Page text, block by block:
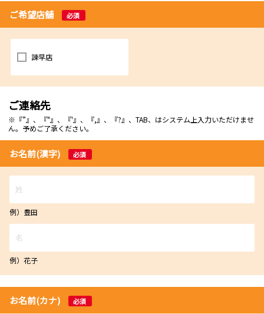
ご希望店舗 必須
諫早店
ご連絡先
※『”』、『"』、『'』、『,』、『?』、TAB、はシステム上入力いただけませ
ん。予めご了承ください。
お名前(漢字) 必須
例）豊田
例）花子
お名前(カナ) 必須